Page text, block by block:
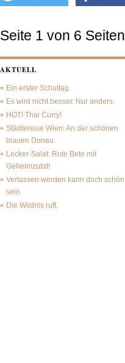
Seite 1 von 6 Seiten
AKTUELL
Ein erster Schultag.
Es wird nicht besser. Nur anders.
HOT! Thai Curry!
Städtereise Wien: An der schönen
blauen Donau.
Lecker-Salat: Rote Bete mit
Geheimzutat!
Verlassen werden kann doch schön
sein.
Die Wildnis ruft.